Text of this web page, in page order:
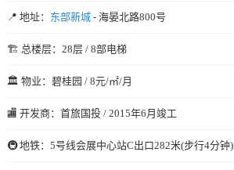
📍 地址： 东部新城- 海晏北路800号
🏗️ 总楼层：28层 / 8部电梯
🏛️ 物业：碧桂园 / 8元/㎡/月
🏬 开发商：首旅国投 / 2015年6月竣工
🚇 地铁：5号线会展中心站C出口282米(步行4分钟)